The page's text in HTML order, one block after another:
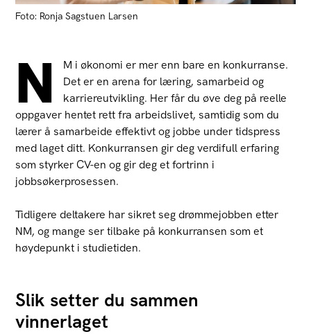
Foto: Ronja Sagstuen Larsen
N
M i økonomi er mer enn bare en konkurranse.
Det er en arena for læring, samarbeid og
karriereutvikling. Her får du øve deg på reelle
oppgaver hentet rett fra arbeidslivet, samtidig som du
lærer å samarbeide effektivt og jobbe under tidspress
med laget ditt. Konkurransen gir deg verdifull erfaring
som styrker CV-en og gir deg et fortrinn i
jobbsøkerprosessen.
Tidligere deltakere har sikret seg drømmejobben etter
NM, og mange ser tilbake på konkurransen som et
høydepunkt i studietiden.
Slik setter du sammen
vinnerlaget